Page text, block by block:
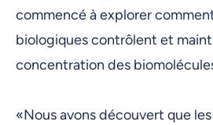
commencé à explorer
biologiques contrôlent et
concentration des
«Nous avons découvert que